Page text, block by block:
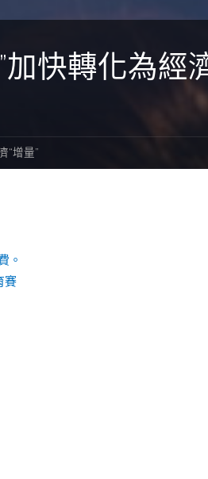
快轉化為經
“增量”
。
賽